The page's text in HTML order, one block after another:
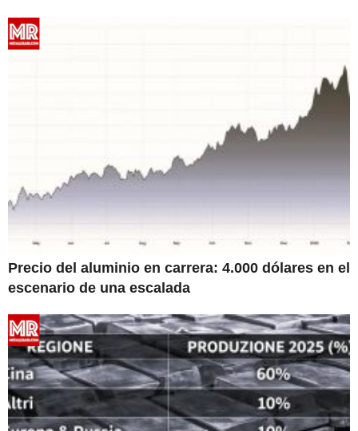
Precio del aluminio en carrera: 4.000 dólares en el
escenario de una escalada